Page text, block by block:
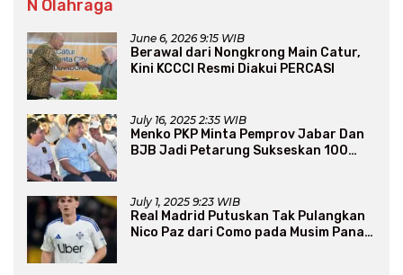
N Olahraga
June 6, 2026 9:15 WIB
Berawal dari Nongkrong Main Catur,
Kini KCCCI Resmi Diakui PERCASI
July 16, 2025 2:35 WIB
Menko PKP Minta Pemprov Jabar Dan
BJB Jadi Petarung Sukseskan 100
July 1, 2025 9:23 WIB
Real Madrid Putuskan Tak Pulangkan
Nico Paz dari Como pada Musim Panas